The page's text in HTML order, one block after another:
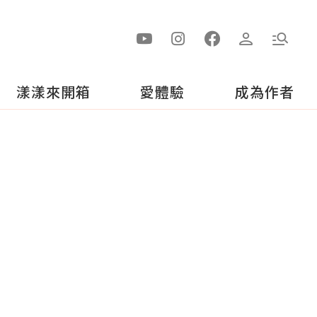
漾漾來開箱 愛體驗 成為作者